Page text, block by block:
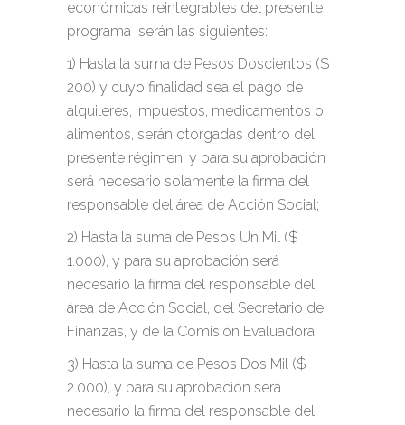
económicas reintegrables del presente
programa serán las siguientes:
1) Hasta la suma de Pesos Doscientos ($
200) y cuyo finalidad sea el pago de
alquileres, impuestos, medicamentos o
alimentos, serán otorgadas dentro del
presente régimen, y para su aprobación
será necesario solamente la firma del
responsable del área de Acción Social;
2) Hasta la suma de Pesos Un Mil ($
1.000), y para su aprobación será
necesario la firma del responsable del
área de Acción Social, del Secretario de
Finanzas, y de la Comisión Evaluadora.
3) Hasta la suma de Pesos Dos Mil ($
2.000), y para su aprobación será
necesario la firma del responsable del